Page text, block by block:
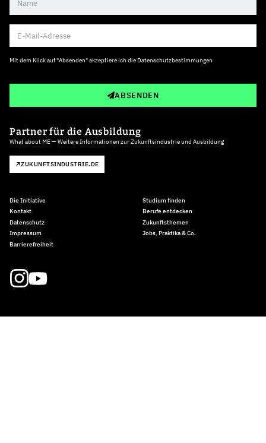
Mit dem Klick auf "Absenden" akzeptiere ich die Datenschutzbestimmungen
ABSENDEN
Partner für die Ausbildung
What about ME — Weitere Informationen zur Zukunftsindustrie und Ausbildung
ZUKUNFTSINDUSTRIE.DE
Die Initiative
Kontakt
Datenschutz
Impressum
Barrierefreiheit
Studium finden
Berufe entdecken
Zukunftsthemen
Jobs, Praktika & Co.